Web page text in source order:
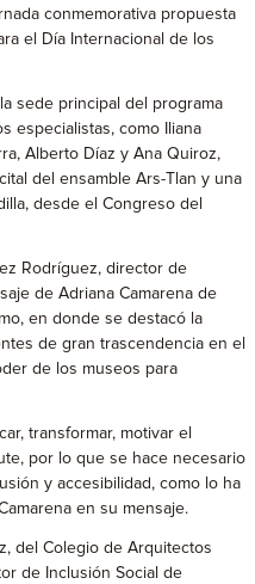
conmemorativa propuesta
el Día Internacional de los
sede principal del programa
especialistas, como Iliana
Alberto Díaz y Ana Quiroz,
del ensamble Ars-Tlan y una
desde el Congreso del
Rodríguez, director de
de Adriana Camarena de
en donde se destacó la
de gran trascendencia en el
de los museos para
transformar, motivar el
por lo que se hace necesario
y accesibilidad, como lo ha
en su mensaje.
del Colegio de Arquitectos
de Inclusión Social de